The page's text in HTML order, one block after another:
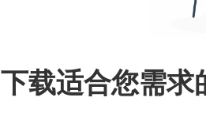
下载适合您需求